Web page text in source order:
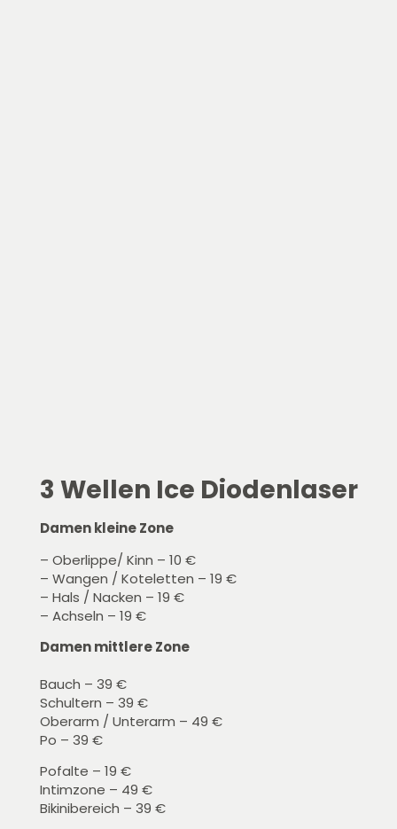
3 Wellen Ice Diodenlaser
Damen kleine Zone
– Oberlippe/ Kinn – 10 €
– Wangen / Koteletten – 19 €
– Hals / Nacken – 19 €
– Achseln – 19 €
Damen mittlere Zone
Bauch – 39 €
Schultern – 39 €
Oberarm / Unterarm – 49 €
Po – 39 €
Pofalte – 19 €
Intimzone – 49 €
Bikinibereich – 39 €